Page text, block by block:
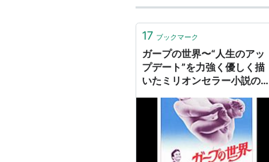
17 ブックマーク
ガープの世界〜“人生のアッ
プデート”を力強く優しく描
いたミリオンセラー小説の映
TAP the POP